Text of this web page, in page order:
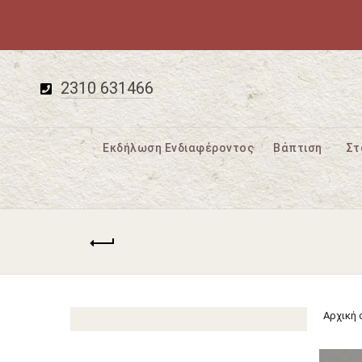
2310 631466
Εκδήλωση Ενδιαφέροντος Βάπτιση
Αρχική